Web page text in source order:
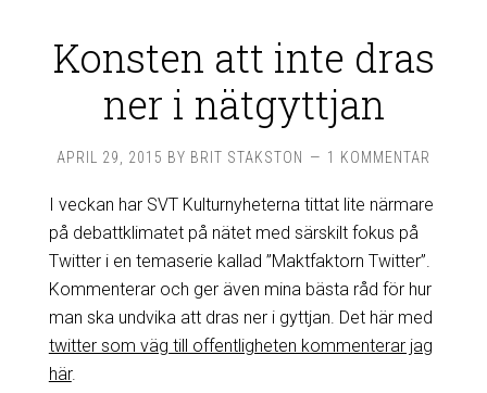
Konsten att inte dras
ner i nätgyttjan
APRIL 29, 2015 BY BRIT STAKSTON 1 KOMMENTAR
I veckan har SVT Kulturnyheterna tittat lite närmare
på debattklimatet på nätet med särskilt fokus på
Twitter i en temaserie kallad ”Maktfaktorn Twitter”.
Kommenterar och ger även mina bästa råd för hur
man ska undvika att dras ner i gyttjan. Det här med
twitter som väg till offentligheten kommenterar jag
här.